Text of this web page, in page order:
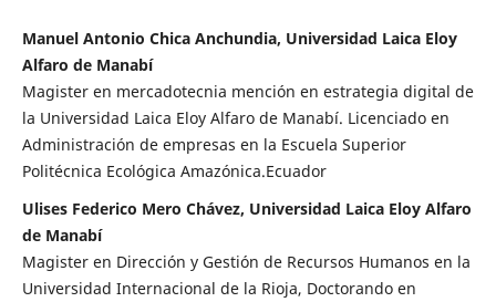
Manuel Antonio Chica Anchundia, Universidad Laica Eloy
Alfaro de Manabí
Magister en mercadotecnia mención en estrategia digital de
la Universidad Laica Eloy Alfaro de Manabí. Licenciado en
Administración de empresas en la Escuela Superior
Politécnica Ecológica Amazónica.Ecuador
Ulises Federico Mero Chávez, Universidad Laica Eloy Alfaro
de Manabí
Magister en Dirección y Gestión de Recursos Humanos en la
Universidad Internacional de la Rioja, Doctorando en